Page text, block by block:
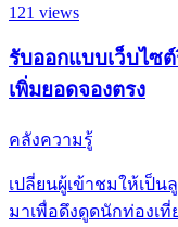
121 views
รับออกแบบเว็บไซ
เพิ่มยอดจองตรง
คลังความรู้
เปลี่ยนผู้เข้าชมให้เป็
มาเพื่อดึงดูดนักท่องเที่